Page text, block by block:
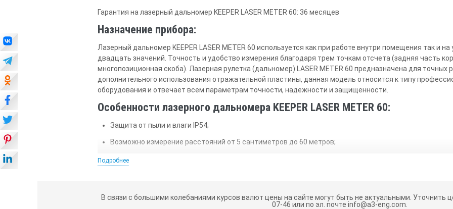
Гарантия на лазерный дальномер KEEPER LASER METER 60: 36 месяцев
Назначение прибора:
Лазерный дальномер KEEPER LASER METER 60 используется как при работе внутри помещения так и
двадцать значений. Точность и удобство измерения благодаря трем точкам отсчета (задняя часть
многопозиционная скоба). Лазерная рулетка (дальномер) LASER METER 60 предназначена для точных
дополнительного использования отражательной пластины, данная модель относится к типу
оборудования и отвечает всем параметрам точности, надежности и защищенности.
Особенности лазерного дальномера KEEPER LASER METER 60:
Защита от пыли и влаги IP54;
Возможно измерение расстояний от 5 сантиметров до 60 метров;
Для экономии заряда батареи, устройство оснащено двуступенчатой системой автоотключения,
Для большего удобства выполнения замеров устройство оснащено рядом функций: вычисление
Подробнее
В связи с большими колебаниями курсов валют цены на сайте могут быть не актуальными. Уточнить
07-46 или по эл. почте info@a3-eng.com.